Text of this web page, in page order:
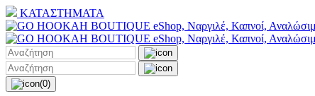
ΚΑΤΑΣΤΗΜΑΤΑ
(0)